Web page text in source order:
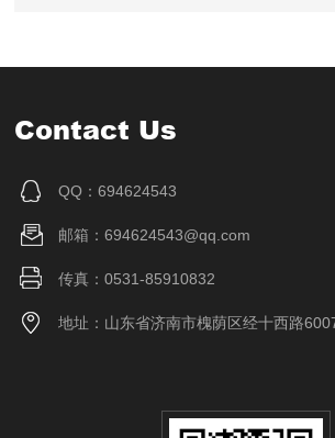
Contact Us
QQ：694624543
邮箱：694624543@qq.com
传真：0531-85910832
地址：山东省济南市槐荫区经十西路